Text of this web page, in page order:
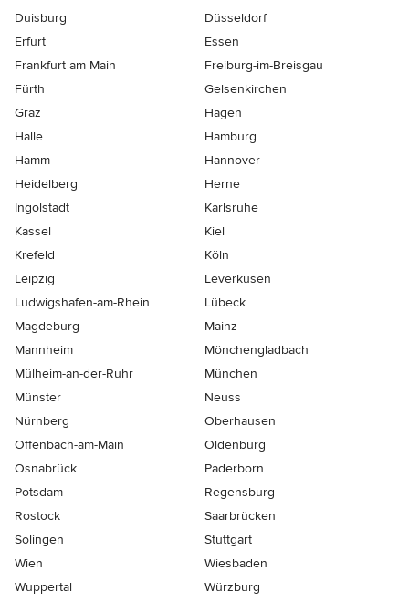
Duisburg
Düsseldorf
Erfurt
Essen
Frankfurt am Main
Freiburg-im-Breisgau
Fürth
Gelsenkirchen
Graz
Hagen
Halle
Hamburg
Hamm
Hannover
Heidelberg
Herne
Ingolstadt
Karlsruhe
Kassel
Kiel
Krefeld
Köln
Leipzig
Leverkusen
Ludwigshafen-am-Rhein
Lübeck
Magdeburg
Mainz
Mannheim
Mönchen­gladbach
Mülheim-an-der-Ruhr
München
Münster
Neuss
Nürnberg
Oberhausen
Offenbach-am-Main
Oldenburg
Osnabrück
Paderborn
Potsdam
Regensburg
Rostock
Saarbrücken
Solingen
Stuttgart
Wien
Wiesbaden
Wuppertal
Würzburg